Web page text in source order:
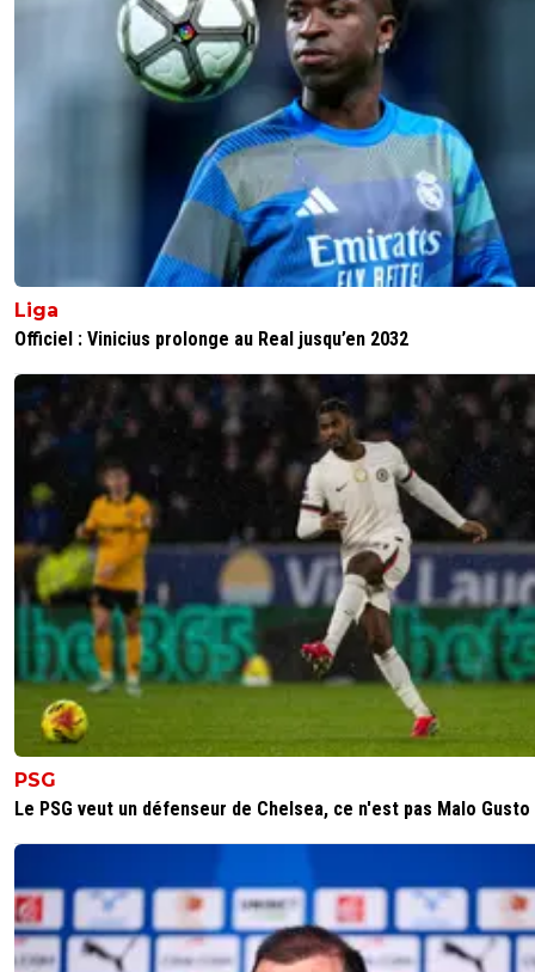
alex 22 décembre 2025 à 11:58 +1685
pour augmenter sa valeur marchande qui est
presque aussi forte que celle de moreira .. j'en
perplexe .. 4 l'un 5 l'autre alors que moreira est
meilleurs
Répondre
freeman73 22 décembre 2025 à 9:32 + 321
Par contre le numéro 2 de saint Cyr tu le met à la place
leogets 22 décembre 2025 à 10:07 +1585
amn a fait un bon match hier
1+
freeman73 22 décembre 2025 à 10:17 + 321
Ah bon j ai pas vu la même chose vu du stade
0+ Répondre
dadadu69 22 décembre 2025 à 10:54 +82
C’est peut être pour ça que t’as pas bien vu!
qu’en première mi temps c’est le meilleur
de loin! En tout cas il tentait des choses LUI
ca a etait le joueur le pus entreprenant hier
dernier temps il etait pas terrible mais quand il
bon faut le dire
Liga
Officiel : Vinicius prolonge au Real jusqu’en 2032
PSG
Le PSG veut un défenseur de Chelsea, ce n'est pas Malo Gusto